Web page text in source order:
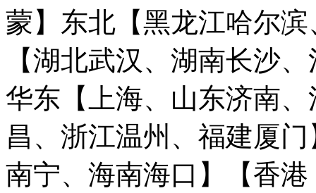
蒙】 东北【黑龙江哈尔
【湖北武汉、湖南长沙
华东【上海、山东济南
昌、浙江温州、福建厦门
南宁、海南海口】
【香